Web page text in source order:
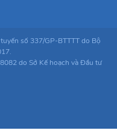
số 337/GP-BTTTT do Bộ
do Sở Kế hoạch và Đầu tư